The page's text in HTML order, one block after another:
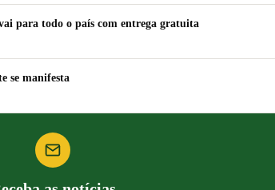
para todo o país com entrega gratuita
se manifesta